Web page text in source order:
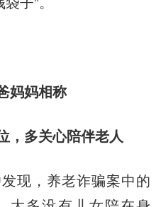
妈相称
多关心陪伴老人
，养老诈骗案中的